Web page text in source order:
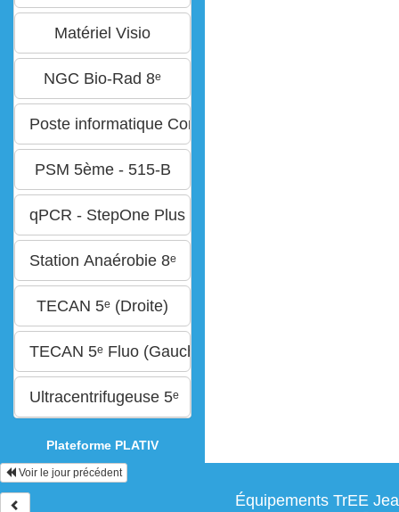
Plateforme PLATIV
Voir le jour précédent
Équipements TrEE